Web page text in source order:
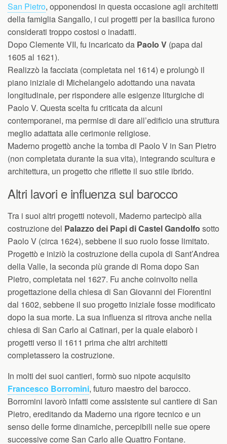
San Pietro, opponendosi in questa occasione agli architetti
della famiglia Sangallo, i cui progetti per la basilica furono
considerati troppo costosi o inadatti.
Dopo Clemente VII, fu incaricato da Paolo V (papa dal
1605 al 1621).
Realizzò la facciata (completata nel 1614) e prolungò il
piano iniziale di Michelangelo adottando una navata
longitudinale, per rispondere alle esigenze liturgiche di
Paolo V. Questa scelta fu criticata da alcuni
contemporanei, ma permise di dare all’edificio una struttura
meglio adattata alle cerimonie religiose.
Maderno progettò anche la tomba di Paolo V in San Pietro
(non completata durante la sua vita), integrando scultura e
architettura, un progetto che riflette il suo stile ibrido.
Altri lavori e influenza sul barocco
Tra i suoi altri progetti notevoli, Maderno partecipò alla
costruzione del Palazzo dei Papi di Castel Gandolfo sotto
Paolo V (circa 1624), sebbene il suo ruolo fosse limitato.
Progettò e iniziò la costruzione della cupola di Sant’Andrea
della Valle, la seconda più grande di Roma dopo San
Pietro, completata nel 1627. Fu anche coinvolto nella
progettazione della chiesa di San Giovanni dei Fiorentini
dal 1602, sebbene il suo progetto iniziale fosse modificato
dopo la sua morte. La sua influenza si ritrova anche nella
chiesa di San Carlo ai Catinari, per la quale elaborò i
progetti verso il 1611 prima che altri architetti
completassero la costruzione.
In molti dei suoi cantieri, formò suo nipote acquisito
Francesco Borromini, futuro maestro del barocco.
Borromini lavorò infatti come assistente sul cantiere di San
Pietro, ereditando da Maderno una rigore tecnico e un
senso delle forme dinamiche, percepibili nelle sue opere
successive come San Carlo alle Quattro Fontane.